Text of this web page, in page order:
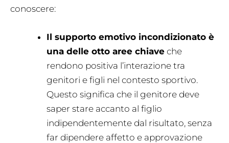
conoscere:
Il supporto emotivo incondizionato è
una delle otto aree chiave che
rendono positiva l’interazione tra
genitori e figli nel contesto sportivo.
Questo significa che il genitore deve
saper stare accanto al figlio
indipendentemente dal risultato, senza
far dipendere affetto e approvazione